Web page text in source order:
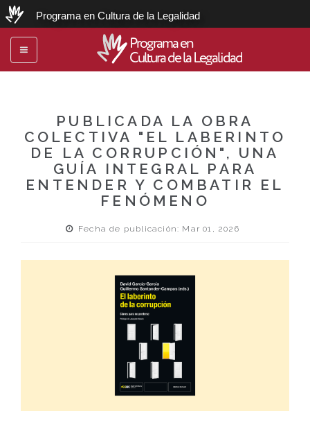
Programa en Cultura de la Legalidad
Toggle
navigation
Programa en
Cultura de la Legalidad
PUBLICADA LA OBRA
COLECTIVA "EL LABERINTO
DE LA CORRUPCIÓN", UNA
GUÍA INTEGRAL PARA
ENTENDER Y COMBATIR EL
FENÓMENO
Fecha de publicación: Mar 01, 2026